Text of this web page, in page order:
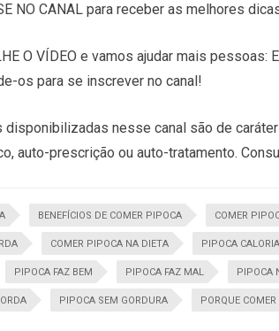
NO CANAL para receber as melhores
O VÍDEO e vamos ajudar mais
os para se inscrever no canal!
nesse canal são de
auto-prescrição ou auto-tratamento.
BENEFÍCIOS DE COMER PIPOCA COMER
COMER PIPOCA NA DIETA PIPOCA
PIPOCA FAZ BEM PIPOCA FAZ MAL PIPOCA
PIPOCA SEM GORDURA PORQUE